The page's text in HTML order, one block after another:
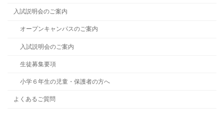
入試説明会のご案内
オープンキャンパスのご案内
入試説明会のご案内
生徒募集要項
小学６年生の児童・保護者の方へ
よくあるご質問